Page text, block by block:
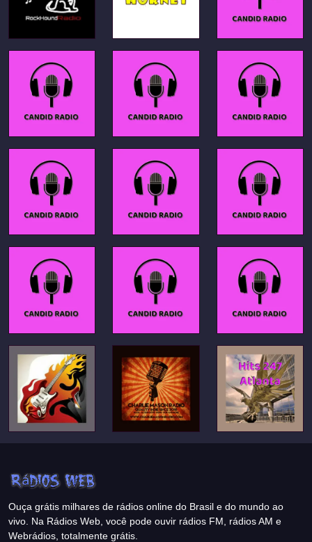
Ouça grátis milhares de rádios online do Brasil e do mundo ao
vivo. Na Rádios Web, você pode ouvir rádios FM, rádios AM e
Webrádios, totalmente grátis.